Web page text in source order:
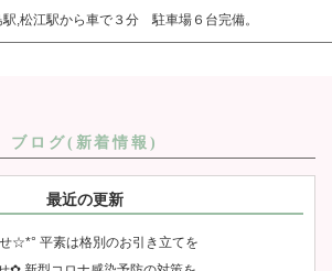
駅,松江駅から車で３分 駐車場６台完備。
ブログ(新着情報)
最近の更新
☆*° 平素は格別のお引き立てを